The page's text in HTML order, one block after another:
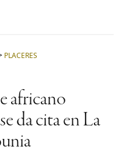
PLACERES
africano
da cita en La